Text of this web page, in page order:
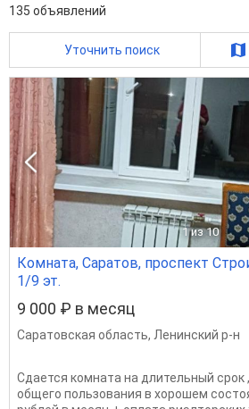
135 объявлений
Уточнить поиск
1 из 10
Комната, Саратов, проспект
1/9 эт.
9 000 ₽ в месяц
Саратовская область, Ленинский р-н
Сдается комната на длительный срок
общего пользования в хорошем